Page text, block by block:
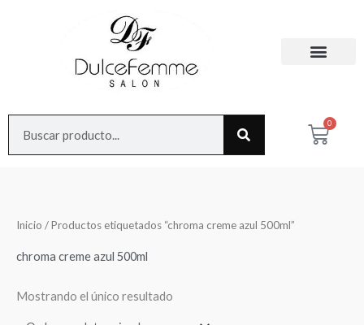
0
Cart
Inicio / Productos etiquetados “chroma creme azul 500ml”
chroma creme azul 500ml
Mostrando el único resultado